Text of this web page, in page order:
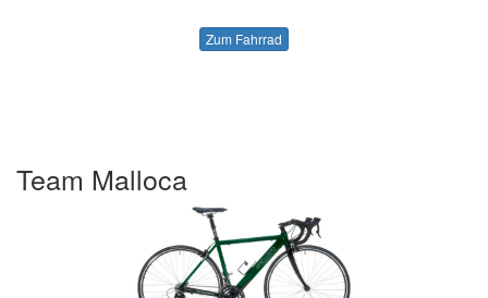
Zum Fahrrad
Team Malloca